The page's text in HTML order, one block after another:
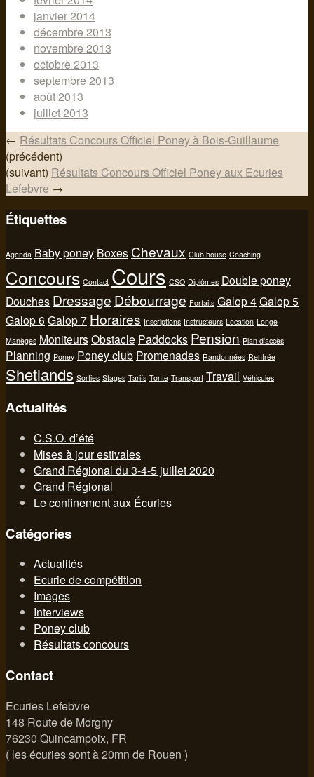
janvier 2014
décembre 2013
novembre 2013
octobre 2013
septembre 2013
août 2013
juillet 2013
← Résultats Concours Officiel Poney à Bois-Guillaume
(précédent)
(suivant) Résultats Concours Officiel Poney aux Ecuries
Lefebvre →
Étiquettes
Agenda Baby poney Boxes Chevaux Club house Coaching
Concours Contact Cours CSO Diplômes Double poney
Douches Dressage Débourrage Forfaits Galop 4Galop 5
Galop 6 Galop 7 Horaires Inscriptions Instructeurs Location Longe
Manèges MoniteursObstacle Paddocks Pension Plan d'accès
Planning Poney Poney club Promenades Randonnées Rentrée
Shetlands Sorties Stages Tarifs Tonte Transport Travail Véhicules
Actualités
C.S.O. d’été
Mises à jour estivales
Grand Régional du 3-4-5 juillet 2020
Grand Régional
Le confinement aux Écuries
Catégories
Actualités
Ecurie de compétition
Images
Interviews
Poney club
Résultats concours
Contact
Ecuries Lefebvre
148 Route de Morgny
76230 Quincampoix, FR
( les écuries sont à 20mn de Rouen )